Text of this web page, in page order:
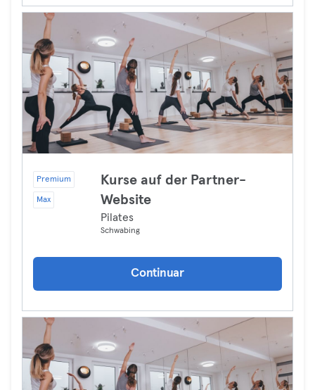
Premium
Max
Kurse auf der Partner-
Website
Pilates
Schwabing
Continuar